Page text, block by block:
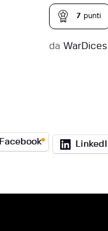
7 punti
da